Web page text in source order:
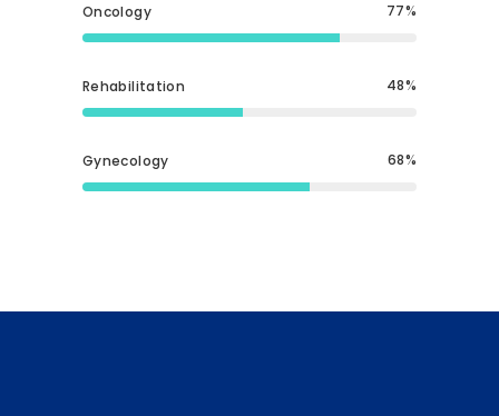
Oncology 77
Rehabilitation 48
Gynecology 68